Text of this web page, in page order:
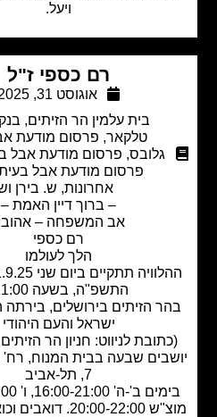
רם כספי ז"ל
אוגוסט 31, 2025
בית עלמין הר הזיתים,בנק ירושלים
,פרסום מודעת אבל
גלובס
פרסום מודעת אבל בעיתון
פרסום מודעת אבל בעיתון
אחרונות,ש. בירן ושות'
– ברוך דיין האמת –
אב המשפחה – אהובנו
רם כספי
הלך לעולמו
ההלוויה תתקיים ביום שני
התשפ"ה, בשעה 11:00,
הזיתים בירושלים, בירתה
ישראל והעם היהודי
לניווט: חניון הר הזיתים,
שבעה בבית המנוח, רח' פישמן
מוצ"ש 20:00-22:00. דואבים